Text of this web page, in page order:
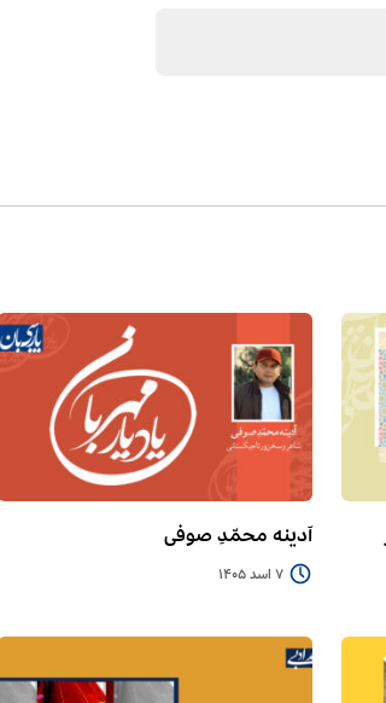
آدینه محمّدِ صوفی
7 اسد 1405